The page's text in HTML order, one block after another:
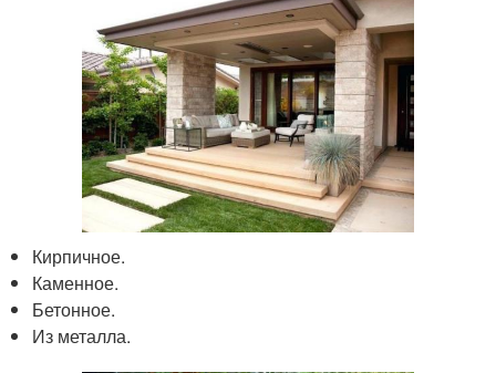
Кирпичное.
Каменное.
Бетонное.
Из металла.